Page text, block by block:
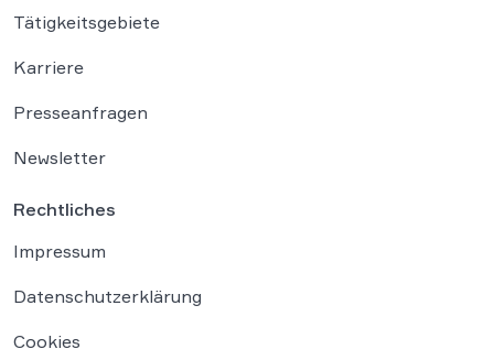
Tätigkeitsgebiete
Karriere
Presseanfragen
Newsletter
Rechtliches
Impressum
Datenschutzerklärung
Cookies